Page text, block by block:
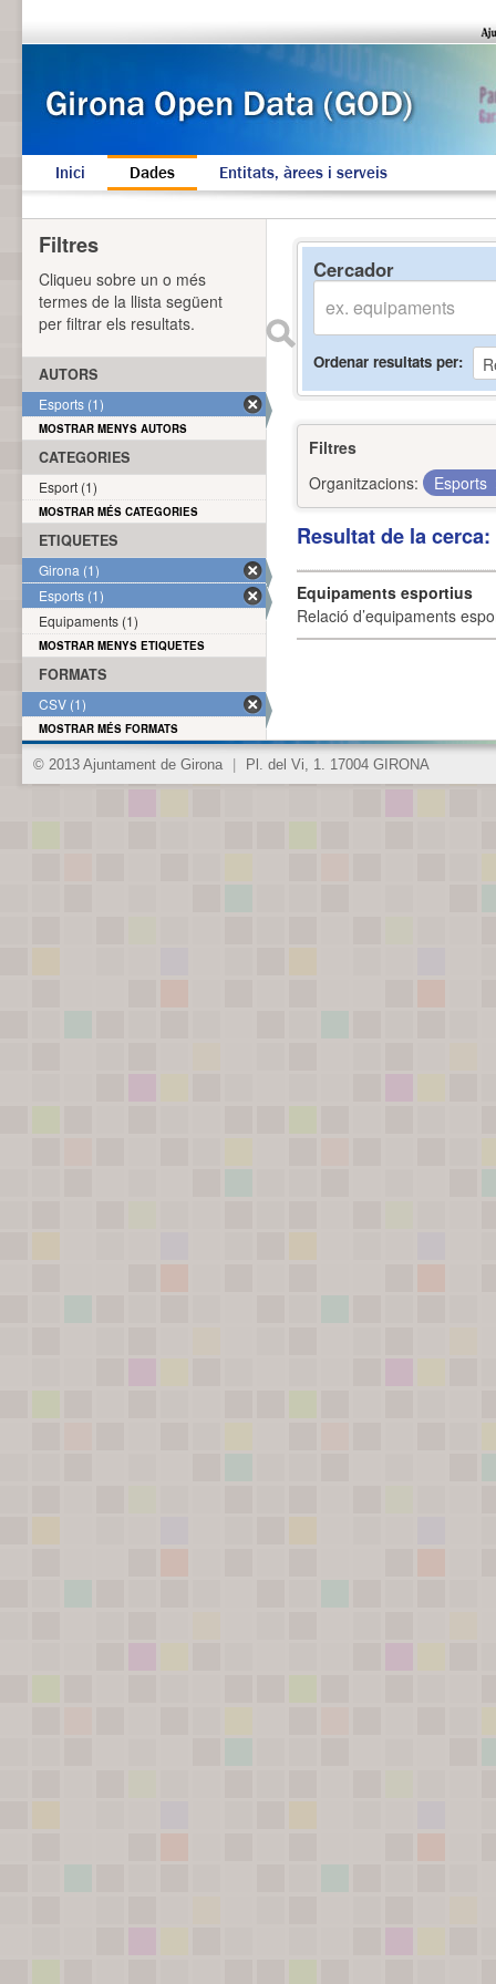
Inici Dades Entitats, àrees i serveis
Cercador
Ordenar resultats per
Filtres
Organitzacions:
Esports
Resultat de la
Equipaments esportius
Relació d’equipaments
Filtres
Cliqueu sobre un o més
termes de la llista següent
per filtrar els resultats.
AUTORS
Esports (1)
MOSTRAR MENYS AUTORS
CATEGORIES
Esport (1)
MOSTRAR MÉS CATEGORIES
ETIQUETES
Girona (1)
Esports (1)
Equipaments (1)
MOSTRAR MENYS ETIQUETES
FORMATS
CSV (1)
MOSTRAR MÉS FORMATS
© 2013 Ajuntament de Girona Pl. del Vi, 1. 17004 GIRONA